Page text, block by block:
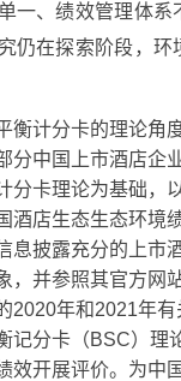
一、绩效管理体系
仍在探索阶段，环
衡计分卡的理论角
分中国上市酒店企
分卡理论为基础，
酒店生态生态环境
息披露充分的上市
，并参照其官方网
2020年和2021年有
记分卡（BSC）理
效开展评价。为中